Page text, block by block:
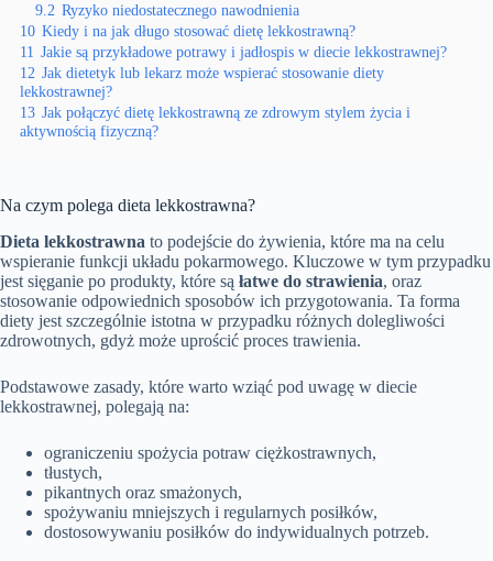
9.2 Ryzyko niedostatecznego nawodnienia
10 Kiedy i na jak długo stosować dietę lekkostrawną?
11 Jakie są przykładowe potrawy i jadłospis w diecie lekkostrawnej?
12 Jak dietetyk lub lekarz może wspierać stosowanie diety
lekkostrawnej?
13 Jak połączyć dietę lekkostrawną ze zdrowym stylem życia i
aktywnością fizyczną?
Na czym polega dieta lekkostrawna?
Dieta lekkostrawna to podejście do żywienia, które ma na celu
wspieranie funkcji układu pokarmowego. Kluczowe w tym przypadku
jest sięganie po produkty, które są łatwe do strawienia, oraz
stosowanie odpowiednich sposobów ich przygotowania. Ta forma
diety jest szczególnie istotna w przypadku różnych dolegliwości
zdrowotnych, gdyż może uprościć proces trawienia.
Podstawowe zasady, które warto wziąć pod uwagę w diecie
lekkostrawnej, polegają na:
ograniczeniu spożycia potraw ciężkostrawnych,
tłustych,
pikantnych oraz smażonych,
spożywaniu mniejszych i regularnych posiłków,
dostosowywaniu posiłków do indywidualnych potrzeb.